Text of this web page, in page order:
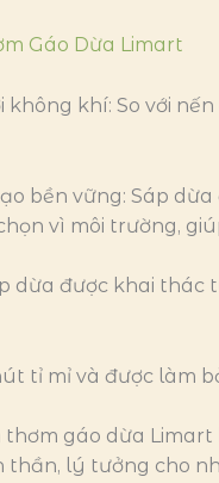
Gáo Dừa Limart
không khí: So với
bền vững: Sáp
vì môi trường,
dừa được khai
tỉ mỉ và được
thơm gáo dừa
thần, lý tưởng cho